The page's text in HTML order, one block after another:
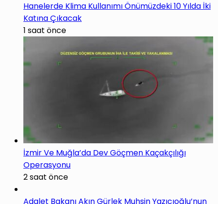
Hanelerde Klima Kullanımı Önümüzdeki 10 Yılda İki
Katına Çıkacak
1 saat önce
İzmir Ve Muğla’da Dev Göçmen Kaçakçılığı
Operasyonu
2 saat önce
Adalet Bakanı Akın Gürlek Muhsin Yazıcıoğlu’nun